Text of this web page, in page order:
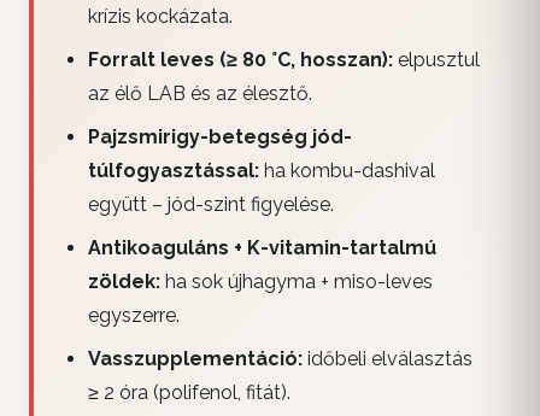
krízis kockázata.
Forralt leves (≥ 80 °C, hosszan):elpusztul
az élő LAB és az élesztő.
Pajzsmirigy-betegség jód-
túlfogyasztással:ha kombu-dashival
együtt – jód-szint figyelése.
Antikoaguláns + K-vitamin-tartalmú
zöldek:ha sok újhagyma + miso-leves
egyszerre.
Vasszupplementáció:időbeli elválasztás
≥ 2 óra (polifenol, fitát).